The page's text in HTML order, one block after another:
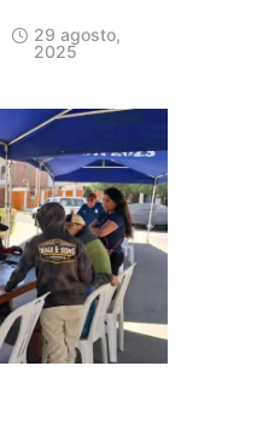
29 agosto,
2025